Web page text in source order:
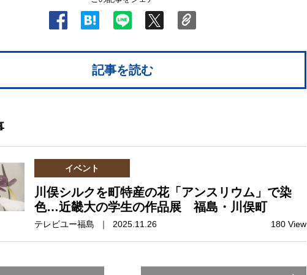
記事を読む
イベント
川俣シルクを町特産の花「アンスリウム」で染
色…近畿大の学生の作品展 福島・川俣町
テレビユー福島 ｜ 2025.11.26 180 View